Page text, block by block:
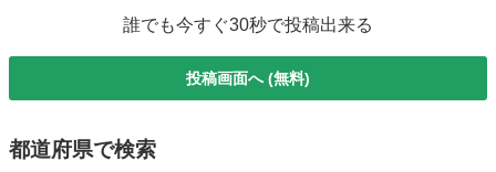
誰でも今すぐ30秒で投稿出来る
投稿画面へ (無料)
都道府県で検索